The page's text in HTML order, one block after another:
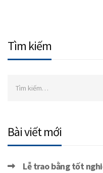
Tìm kiếm
Bài viết mới
Lễ trao bằng tốt